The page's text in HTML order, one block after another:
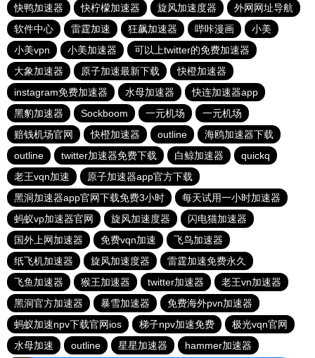
快鸭加速器
快柠檬加速器 旋风加速度器
外网网址导航
软件中心
雷霆加速 狂飙加速器 哔咔漫画
小美
小美vpn
小美加速器
可以上twitter的免费加速器
大象加速器
原子加速最新下载
快橙加速器
instagram免费加速器
水母加速器
快连加速器app
黑豹加速器
Sockboom 一元机场
一元机场
赔钱机场官网
快橙加速器 outline
海鸥加速器下载
outline
twitter加速器免费下载 白鲸加速器
quickq
老王vqn加速
原子加速器app官方下载
黑洞加速器app官网下载免费3小时
每天试用一小时加速器
蚂蚁vp加速器官网
旋风加速度器
闪电猫加速器
国外上网加速器
免费vqn加速
飞鸟加速器
纸飞机加速器
旋风加速度器
雷霆加速免费永久
飞鱼加速器
猴王加速器 twitter加速器
老王vn加速器
黑洞官方加速器
暴雪加速器
免费海外pvn加速器
蚂蚁加速npv下载官网ios
梯子npv加速免费
极光vqn官网
水母加速
outline 星星加速器 hammer加速器